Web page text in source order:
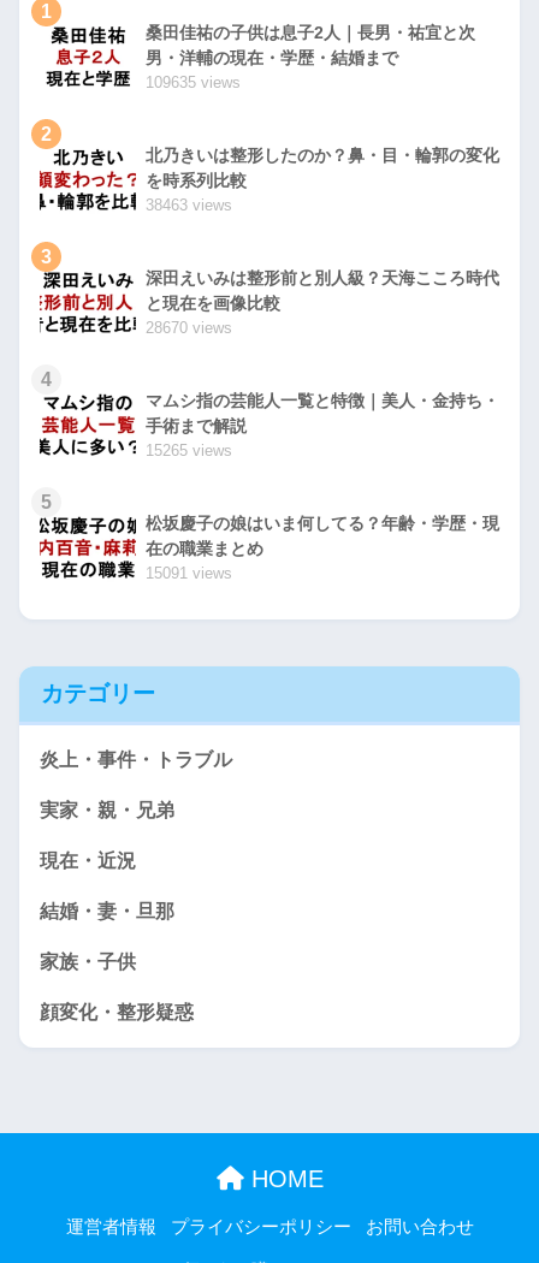
1
桑田佳祐の子供は息子2人｜長男・祐宜と次
男・洋輔の現在・学歴・結婚まで
109635 views
2
北乃きいは整形したのか？鼻・目・輪郭の変化
を時系列比較
38463 views
3
深田えいみは整形前と別人級？天海こころ時代
と現在を画像比較
28670 views
4
マムシ指の芸能人一覧と特徴｜美人・金持ち・
手術まで解説
15265 views
5
松坂慶子の娘はいま何してる？年齢・学歴・現
在の職業まとめ
15091 views
カテゴリー
炎上・事件・トラブル
実家・親・兄弟
現在・近況
結婚・妻・旦那
家族・子供
顔変化・整形疑惑
HOME
運営者情報 プライバシーポリシー お問い合わせ